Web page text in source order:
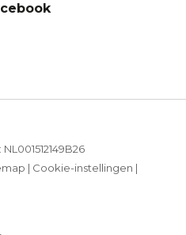
| Cookie-instellingen |